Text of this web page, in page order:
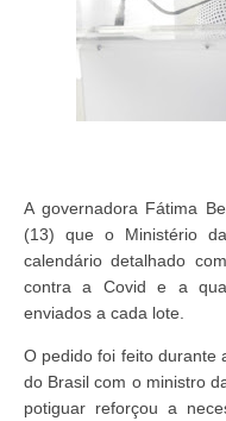
A governadora Fátima
(13) que o Ministério
calendário detalhado
contra a Covid e a
enviados a cada lote.
O pedido foi feito durante
do Brasil com o ministro
potiguar reforçou a